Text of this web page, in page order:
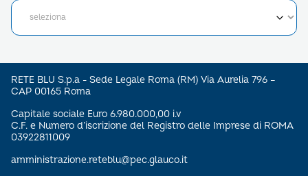
RETE BLU S.p.a - Sede Legale Roma (RM) Via Aurelia 796 –
CAP 00165 Roma
Capitale sociale Euro 6.980.000,00 i.v
C.F. e Numero d’iscrizione del Registro delle Imprese di ROMA
03922811009
amministrazione.reteblu@pec.glauco.it